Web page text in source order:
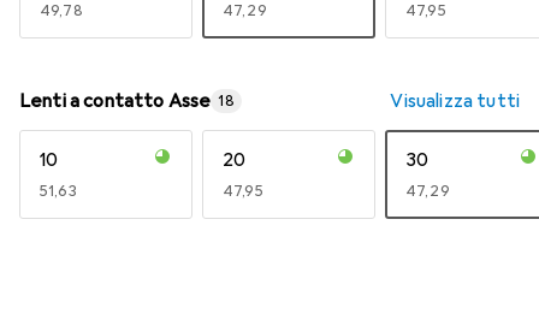
EUR
49,78 EUR
47,29 EUR
47,95
Lenti a contatto Asse 18 Visualizza tutti
10
EUR
51,63
20
EUR
47,95
30
EUR
47,29